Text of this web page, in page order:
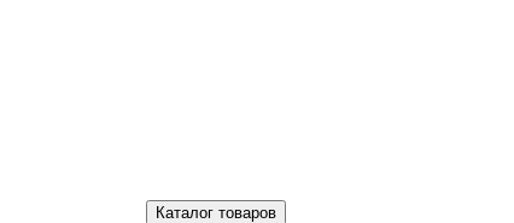
Каталог товаров